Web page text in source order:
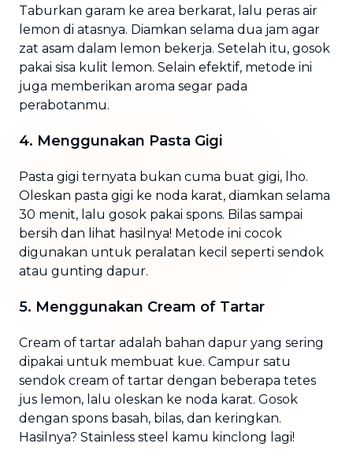
Taburkan garam ke area berkarat, lalu peras air
lemon di atasnya. Diamkan selama dua jam agar
zat asam dalam lemon bekerja. Setelah itu, gosok
pakai sisa kulit lemon. Selain efektif, metode ini
juga memberikan aroma segar pada
perabotanmu.
4. Menggunakan Pasta Gigi
Pasta gigi ternyata bukan cuma buat gigi, lho.
Oleskan pasta gigi ke noda karat, diamkan selama
30 menit, lalu gosok pakai spons. Bilas sampai
bersih dan lihat hasilnya! Metode ini cocok
digunakan untuk peralatan kecil seperti sendok
atau gunting dapur.
5. Menggunakan Cream of Tartar
Cream of tartar adalah bahan dapur yang sering
dipakai untuk membuat kue. Campur satu
sendok cream of tartar dengan beberapa tetes
jus lemon, lalu oleskan ke noda karat. Gosok
dengan spons basah, bilas, dan keringkan.
Hasilnya? Stainless steel kamu kinclong lagi!